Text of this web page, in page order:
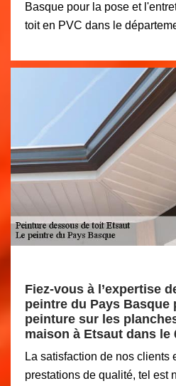
Basque pour la pose et
toit en PVC dans le
Fiez-vous à l’expertise
peintre du Pays Basque
peinture sur les
maison à Etsaut dans le
La satisfaction de nos clients
prestations de qualité, tel est